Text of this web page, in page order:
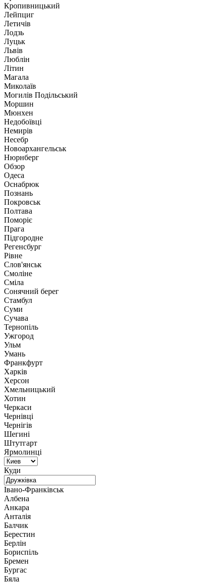
Кропивницький
Лейпциг
Летичів
Лодзь
Луцьк
Львів
Люблін
Літин
Магала
Миколаїв
Могилів Подільський
Моршин
Мюнхен
Недобоївці
Немирів
Несебр
Новоархангельськ
Нюрнберг
Обзор
Одеса
Оснабрюк
Познань
Покровськ
Полтава
Поморіє
Прага
Підгородне
Регенсбург
Рівне
Слов'янськ
Смоліне
Сміла
Сонячний берег
Стамбул
Суми
Сучава
Тернопіль
Ужгород
Ульм
Умань
Франкфурт
Харків
Херсон
Хмельницький
Хотин
Черкаси
Чернівці
Чернігів
Шегині
Штутгарт
Ярмолинці
Куди
Івано-Франківськ
Албена
Анкара
Анталія
Балчик
Берестин
Берлін
Бориспіль
Бремен
Бургас
Бяла